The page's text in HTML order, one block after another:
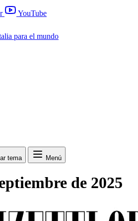
YouTube
para el mundo
tema Menú
de 2025